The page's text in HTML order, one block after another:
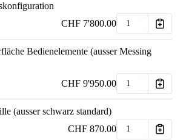
CHF 7'800.00
Bedienelemente (ausser Messing
CHF 9'950.00
(ausser schwarz standard)
CHF 870.00